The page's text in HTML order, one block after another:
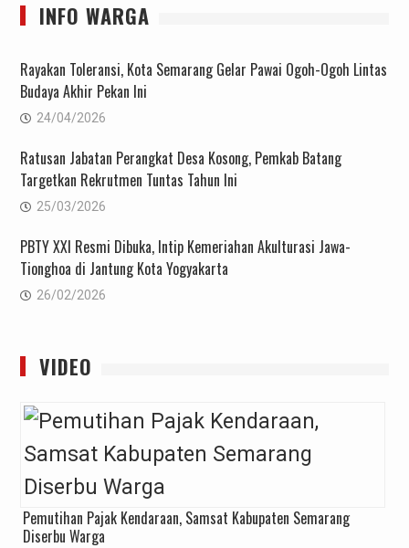
INFO WARGA
Rayakan Toleransi, Kota Semarang Gelar Pawai Ogoh-Ogoh Lintas
Budaya Akhir Pekan Ini
24/04/2026
Ratusan Jabatan Perangkat Desa Kosong, Pemkab Batang
Targetkan Rekrutmen Tuntas Tahun Ini
25/03/2026
PBTY XXI Resmi Dibuka, Intip Kemeriahan Akulturasi Jawa-
Tionghoa di Jantung Kota Yogyakarta
26/02/2026
VIDEO
Pemutihan Pajak Kendaraan, Samsat Kabupaten Semarang
Diserbu Warga